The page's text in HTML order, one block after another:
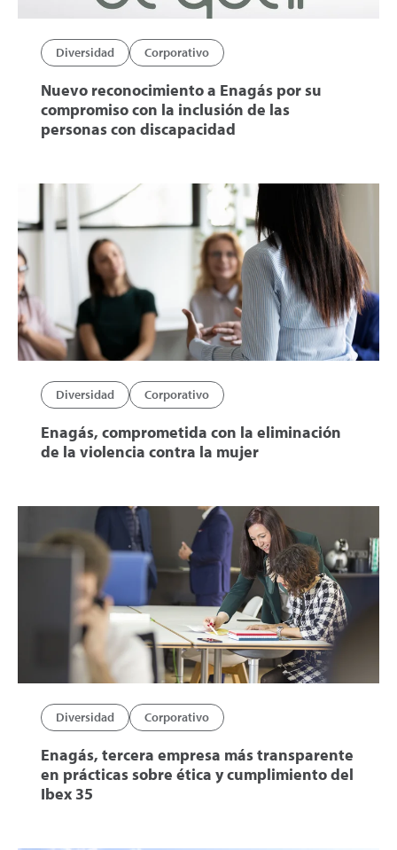
Diversidad Corporativo
Nuevo reconocimiento a Enagás por su
compromiso con la inclusión de las
personas con discapacidad
Diversidad Corporativo
Enagás, comprometida con la eliminación
de la violencia contra la mujer
Diversidad Corporativo
Enagás, tercera empresa más transparente
en prácticas sobre ética y cumplimiento del
Ibex 35